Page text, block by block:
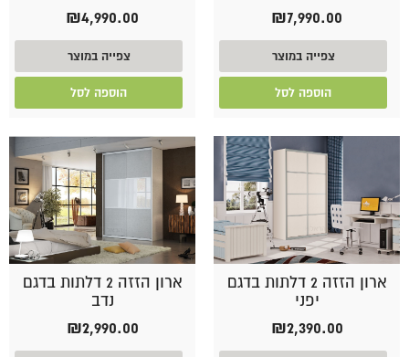
₪7,990.00
צפייה במוצר
הוספה לסל
₪4,990.00
צפייה במוצר
הוספה לסל
ארון הזזה 2 דלתות בדגם
יפני
₪2,390.00
ארון הזזה 2 דלתות בדגם
נדב
₪2,990.00